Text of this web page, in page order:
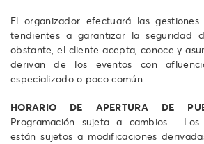
El organizador efectuará las gestiones
tendientes a garantizar la seguridad
obstante, el cliente acepta, conoce y
derivan de los eventos con
especializado o poco común.
HORARIO DE APERTURA DE
Programación sujeta a cambios. Los
están sujetos a modificaciones